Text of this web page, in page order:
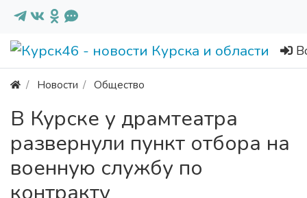
Новости Общество
‎В Курске у драмтеатра
развернули пункт отбора на
военную службу по